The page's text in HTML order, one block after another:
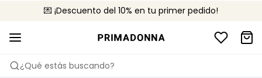
💌 ¡Descuento del 10% en tu primer pedido!
🚚 Envío gratuito a partir de 75 €
📦 Devoluciones gratuitas
¿Qué estás buscando?